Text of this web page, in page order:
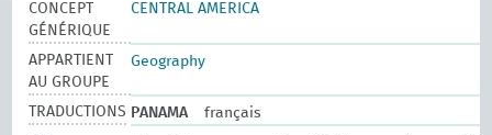
CONCEPT
GÉNÉRIQUE
CENTRAL AMERICA
APPARTIENT
AU GROUPE
Geography
TRADUCTIONS PANAMA
français